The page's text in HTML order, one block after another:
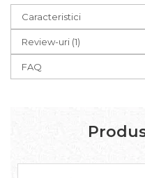
Caracteristici
Review-uri (1)
FAQ